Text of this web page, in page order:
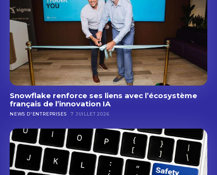
Snowflake renforce ses liens avec l’écosystème
français de l’innovation IA
NEWS D'ENTREPRISES 7 JUILLET 2026